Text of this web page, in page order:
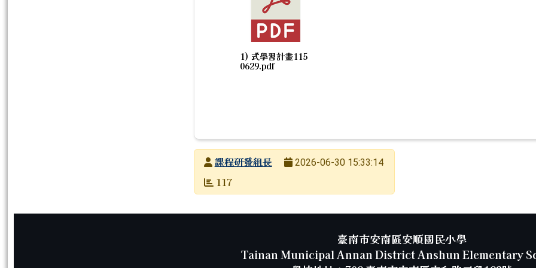
1) 式學習計畫115
0629.pdf
發布者課程研發組長
發布日期
2026-06-30 15:33:14
瀏覽次數
117
臺南市安南區安順國民小學
Tainan Municipal Annan District Anshun Elementary